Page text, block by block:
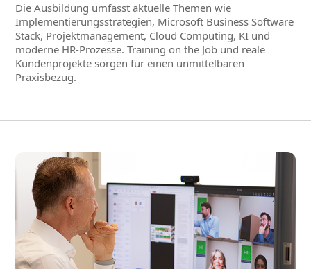
Die Ausbildung umfasst aktuelle Themen wie
Implementierungsstrategien, Microsoft Business Software
Stack, Projektmanagement, Cloud Computing, KI und
moderne HR-Prozesse. Training on the Job und reale
Kundenprojekte sorgen für einen unmittelbaren
Praxisbezug.